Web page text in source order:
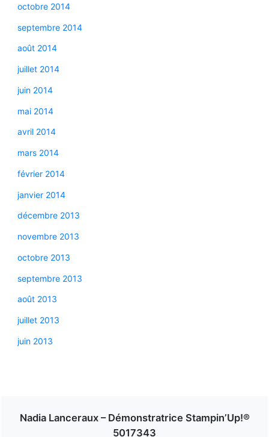
octobre 2014
septembre 2014
août 2014
juillet 2014
juin 2014
mai 2014
avril 2014
mars 2014
février 2014
janvier 2014
décembre 2013
novembre 2013
octobre 2013
septembre 2013
août 2013
juillet 2013
juin 2013
Nadia Lanceraux – Démonstratrice Stampin’Up!®
5017343